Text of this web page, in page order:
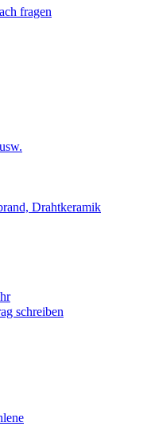
fragen
Drahtkeramik
schreiben